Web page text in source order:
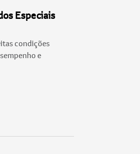
Especiais
condições
e